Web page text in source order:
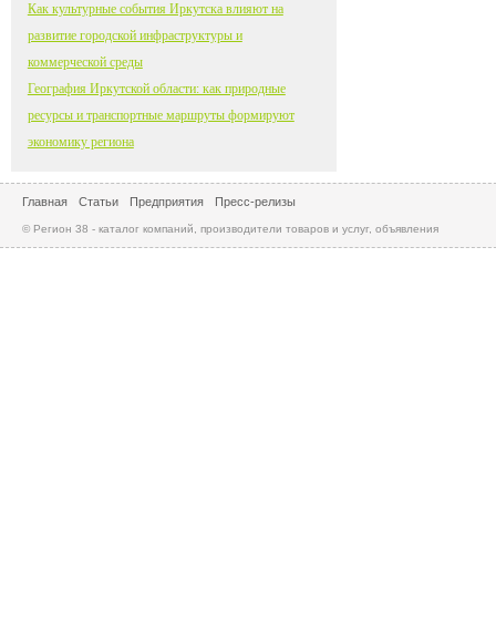
Как культурные события Иркутска влияют на
развитие городской инфраструктуры и
коммерческой среды
География Иркутской области: как природные
ресурсы и транспортные маршруты формируют
экономику региона
Главная Статьи Предприятия Пресс-релизы
© Регион 38 - каталог компаний, производители товаров и услуг, объявления